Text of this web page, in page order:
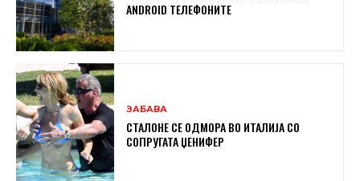
ANDROID ТЕЛЕФОНИТЕ
ЗАБАВА
СТАЛОНЕ СЕ ОДМОРА ВО ИТАЛИЈА СО
СОПРУГАТА ЏЕНИФЕР